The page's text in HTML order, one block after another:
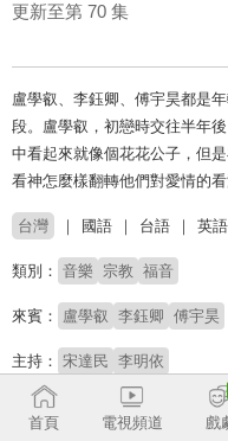
更新至第 70 集
盧學叡、李鈺卿、傅宇昊都是
段。盧學叡，初戀時交往半年
中看起來就像個花花公子，但
看神怎麼樣翻轉他們對愛情的
台灣 國語 台語 英語
類別： 音樂 宗教 福音
來賓： 盧學叡 李鈺卿 傅宇昊
主持： 宋達民 李明依
首頁 電視頻道 戲